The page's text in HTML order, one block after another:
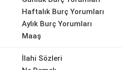
Haftalık Burç Yorumları
Aylık Burç Yorumları
Maaş
İlahi Sözleri